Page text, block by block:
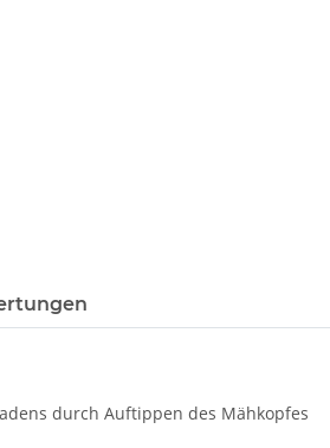
durch Auftippen des Mähkopfes